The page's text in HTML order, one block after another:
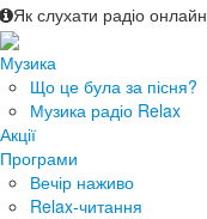
Як слухати радіо онлайн
Музика
Що це була за пісня?
Музика радіо Relax
Акції
Програми
Вечір наживо
Relax-читання